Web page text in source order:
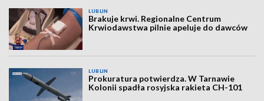
LUBLIN
Brakuje krwi. Regionalne Centrum
Krwiodawstwa pilnie apeluje do dawców
LUBLIN
Prokuratura potwierdza. W Tarnawie
Kolonii spadła rosyjska rakieta CH-101